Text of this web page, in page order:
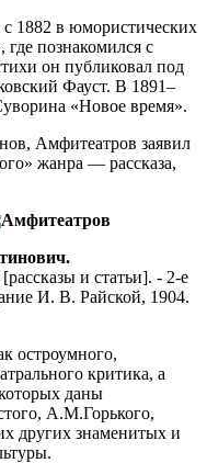
1882 в юмористических
познакомился с
он публиковал под
Фауст. В 1891–
«Новое время».
Амфитеатров заявил
жанра — рассказа,
и статьи]. - 2-е
И. В. Райской, 1904.
остроумного,
критика, а
даны
А.М.Горького,
других знаменитых и